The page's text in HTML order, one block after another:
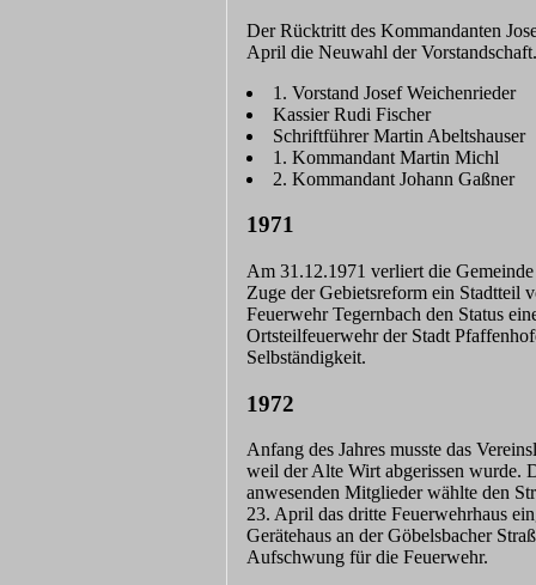
Der Rücktritt des Kommandanten
April die Neuwahl der
1. Vorstand Josef Weichenrieder
Kassier Rudi Fischer
Schriftführer Martin Abeltshauser
1. Kommandant Martin Michl
2. Kommandant Johann Gaßner
1971
Am 31.12.1971 verliert die
Zuge der Gebietsreform ein Stadtteil
Feuerwehr Tegernbach den Status
Ortsteilfeuerwehr der Stadt
Selbständigkeit.
1972
Anfang des Jahres musste das
weil der Alte Wirt abgerissen wurde.
anwesenden Mitglieder wählte den
23. April das dritte Feuerwehrhaus
Gerätehaus an der Göbelsbacher
Aufschwung für die Feuerwehr.